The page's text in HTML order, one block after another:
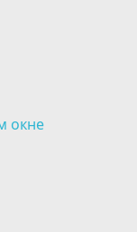
окне